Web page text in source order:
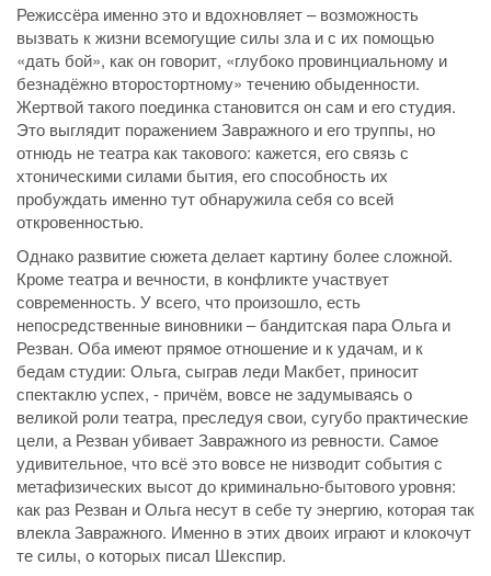
Режиссёра именно это и вдохновляет – возможность
вызвать к жизни всемогущие силы зла и с их помощью
«дать бой», как он говорит, «глубоко провинциальному и
безнадёжно второстортному» течению обыденности.
Жертвой такого поединка становится он сам и его студия.
Это выглядит поражением Завражного и его труппы, но
отнюдь не театра как такового: кажется, его связь с
хтоническими силами бытия, его способность их
пробуждать именно тут обнаружила себя со всей
откровенностью.
Однако развитие сюжета делает картину более сложной.
Кроме театра и вечности, в конфликте участвует
современность. У всего, что произошло, есть
непосредственные виновники – бандитская пара Ольга и
Резван. Оба имеют прямое отношение и к удачам, и к
бедам студии: Ольга, сыграв леди Макбет, приносит
спектаклю успех, - причём, вовсе не задумываясь о
великой роли театра, преследуя свои, сугубо практические
цели, а Резван убивает Завражного из ревности. Самое
удивительное, что всё это вовсе не низводит события с
метафизических высот до криминально-бытового уровня:
как раз Резван и Ольга несут в себе ту энергию, которая так
влекла Завражного. Именно в этих двоих играют и клокочут
те силы, о которых писал Шекспир.